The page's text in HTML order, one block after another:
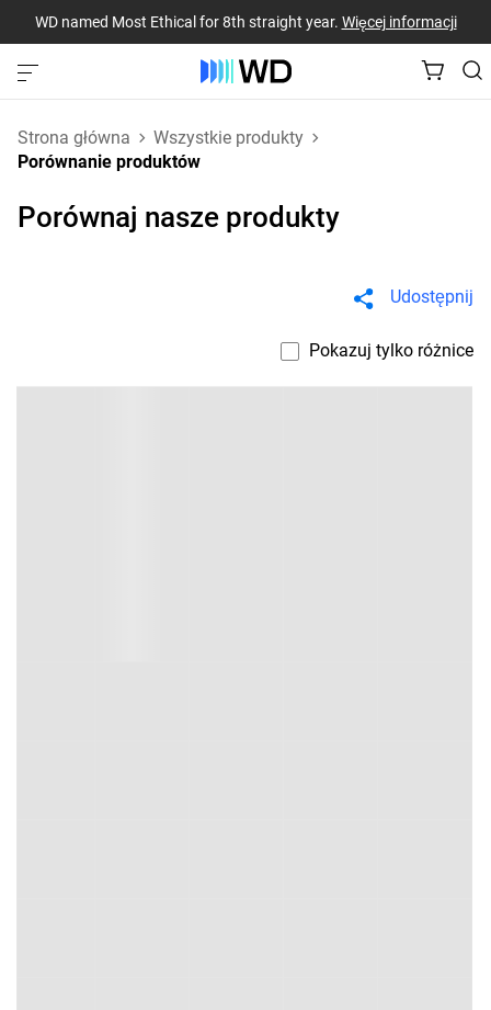
WD named Most Ethical for 8th straight year. Więcej informacji
Strona główna
Wszystkie produkty
Porównanie produktów
Porównaj nasze produkty
Udostępnij
Pokazuj tylko różnice